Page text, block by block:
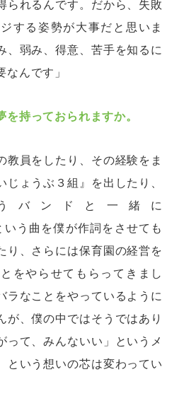
られるんです。だから、失敗
する姿勢が大事だと思いま
、弱み、得意、苦手を知るに
なんです」
持っておられますか。
教員をしたり、その経験をま
じょうぶ３組』を出したり、
うバンドと一緒に
いう曲を僕が作詞をさせても
り、さらには保育園の経営を
をやらせてもらってきまし
ラなことをやっているように
が、僕の中ではそうではあり
って、みんないい」というメ
という想いの芯は変わってい